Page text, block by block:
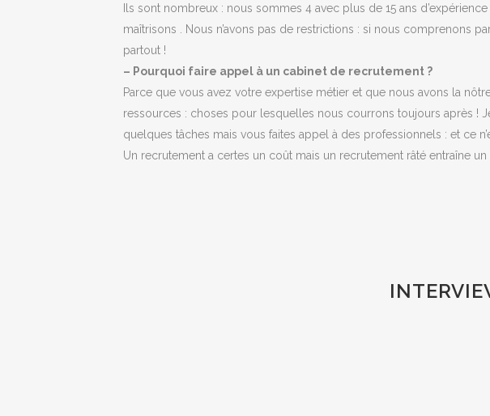
Ils sont nombreux : nous sommes 4 avec plus de 15 ans
maîtrisons . Nous n’avons pas de restrictions : si nous comprenons
partout !
– Pourquoi faire appel à un cabinet de recrutement ?
Parce que vous avez votre expertise métier et que nous avons la
ressources : choses pour lesquelles nous courrons toujours après !
quelques tâches mais vous faites appel à des professionnels : et ce
Un recrutement a certes un coût mais un recrutement râté entraîne